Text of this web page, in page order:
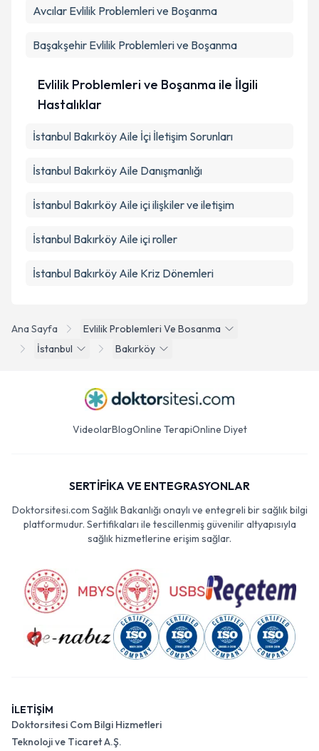
Ana Sayfa
Evlilik Problemleri Ve Bosanma
İstanbul
Bakırköy
Avcılar Evlilik Problemleri ve Boşanma
Başakşehir Evlilik Problemleri ve Boşanma
Evlilik Problemleri ve Boşanma ile İlgili
Hastalıklar
İstanbul Bakırköy Aile İçi İletişim Sorunları
İstanbul Bakırköy Aile Danışmanlığı
İstanbul Bakırköy Aile içi ilişkiler ve iletişim
İstanbul Bakırköy Aile içi roller
İstanbul Bakırköy Aile Kriz Dönemleri
VideolarBlogOnline TerapiOnline Diyet
SERTİFİKA VE ENTEGRASYONLAR
Doktorsitesi.com Sağlık Bakanlığı onaylı ve entegreli bir sağlık bilgi
platformudur. Sertifikaları ile tescillenmiş güvenilir altyapısıyla
sağlık hizmetlerine erişim sağlar.
İLETİŞİM
Doktorsitesi Com Bilgi Hizmetleri
Teknoloji ve Ticaret A.Ş.